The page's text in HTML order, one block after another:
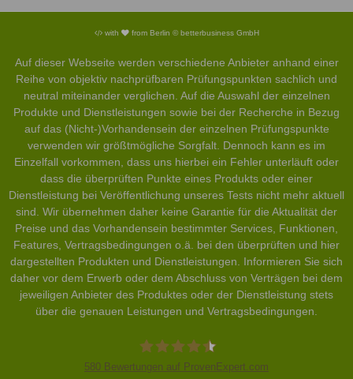
with from Berlin © betterbusiness GmbH
Auf dieser Webseite werden verschiedene Anbieter anhand einer
Reihe von objektiv nachprüfbaren Prüfungspunkten sachlich und
neutral miteinander verglichen. Auf die Auswahl der einzelnen
Produkte und Dienstleistungen sowie bei der Recherche in Bezug
auf das (Nicht-)Vorhandensein der einzelnen Prüfungspunkte
verwenden wir größtmögliche Sorgfalt. Dennoch kann es im
Einzelfall vorkommen, dass uns hierbei ein Fehler unterläuft oder
dass die überprüften Punkte eines Produkts oder einer
Dienstleistung bei Veröffentlichung unseres Tests nicht mehr aktuell
sind. Wir übernehmen daher keine Garantie für die Aktualität der
Preise und das Vorhandensein bestimmter Services, Funktionen,
Features, Vertragsbedingungen o.ä. bei den überprüften und hier
dargestellten Produkten und Dienstleistungen. Informieren Sie sich
daher vor dem Erwerb oder dem Abschluss von Verträgen bei dem
jeweiligen Anbieter des Produktes oder der Dienstleistung stets
über die genauen Leistungen und Vertragsbedingungen.
580 Bewertungen auf ProvenExpert.com